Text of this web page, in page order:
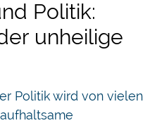
Politik:
unheilige
Politik wird von vielen